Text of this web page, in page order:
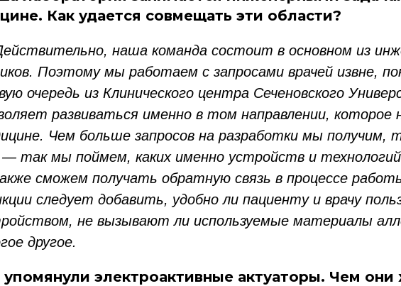
Как удается совмещать эти области?
наша команда состоит в основном из
Поэтому мы работаем с запросами врачей извне,
очередь из Клинического центра Сеченовского
развиваться именно в том направлении, которое
Чем больше запросов на разработки мы получим,
— так мы поймем, каких именно устройств и
сможем получать обратную связь в процессе
следует добавить, удобно ли пациенту и врачу
не вызывают ли используемые материалы
другое.
электроактивные актуаторы. Чем они